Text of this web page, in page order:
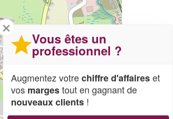
✕
Vous êtes un
professionnel ?
Augmentez votrechiffre d'affaireset
vos margestout en gagnant de
nouveaux clients !